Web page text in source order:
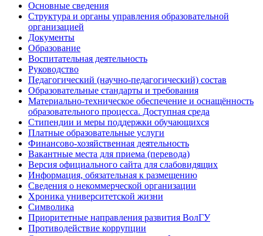
Основные сведения
Структура и органы управления образовательной
организацией
Документы
Образование
Воспитательная деятельность
Руководство
Педагогический (научно-педагогический) состав
Образовательные стандарты и требования
Материально-техническое обеспечение и оснащённость
образовательного процесса. Доступная среда
Стипендии и меры поддержки обучающихся
Платные образовательные услуги
Финансово-хозяйственная деятельность
Вакантные места для приема (перевода)
Версия официального сайта для слабовидящих
Информация, обязательная к размещению
Сведения о некоммерческой организации
Хроника университетской жизни
Символика
Приоритетные направления развития ВолГУ
Противодействие коррупции